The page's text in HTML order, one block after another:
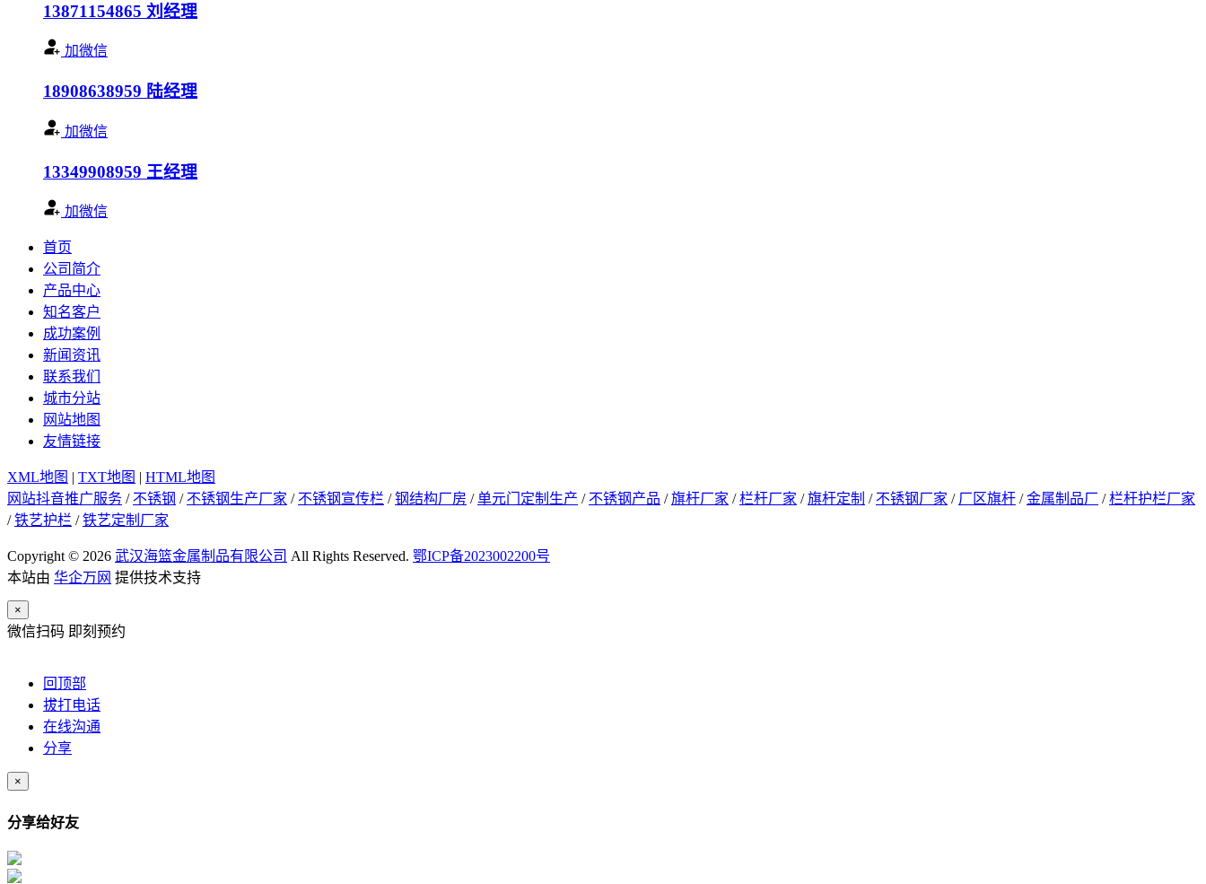
13871154865 刘经理
加微信
18908638959 陆经理
加微信
13349908959 王经理
加微信
首页
公司简介
产品中心
知名客户
成功案例
新闻资讯
联系我们
城市分站
网站地图
友情链接
XML地图 | TXT地图 | HTML地图
网站抖音推广服务 / 不锈钢 / 不锈钢生产厂家 / 不锈钢宣传栏 /钢结构厂房 /单元门定制生产 / 不锈钢产品 /旗杆厂家 /栏杆厂家 /旗杆定制 / 不锈钢厂家 / 厂区旗杆 /金属制品厂 /栏杆护栏厂家
/铁艺护栏 /铁艺定制厂家
Copyright © 2026 武汉海篮金属制品有限公司 All Rights Reserved. 鄂ICP备2023002200号
本站由 华企万网 提供技术支持
×
微信扫码 即刻预约
回顶部
拔打电话
在线沟通
分享
×
分享给好友